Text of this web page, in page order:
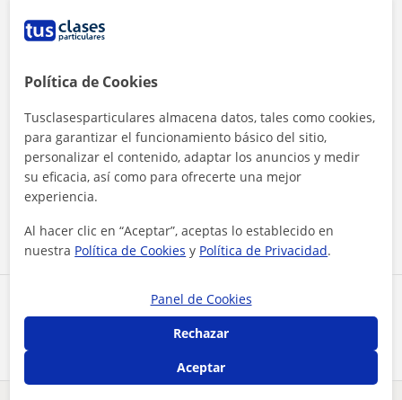
Comparte a este profesor
Al hacer clic, aceptas nuestroaviso legaly deprivacidad
Política de Cookies
Tusclasesparticulares almacena datos, tales como cookies,
para garantizar el funcionamiento básico del sitio,
personalizar el contenido, adaptar los anuncios y medir
su eficacia, así como para ofrecerte una mejor
experiencia.
Al hacer clic en “Aceptar”, aceptas lo establecido en
nuestra Política de Cookies y Política de Privacidad.
Panel de Cookies
Rechazar
Aceptar